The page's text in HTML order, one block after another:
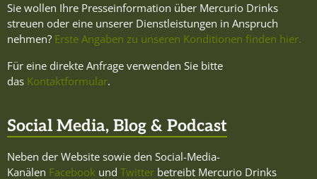
Sie wollen Ihre Presseinformation über Mercurio Drinks
streuen oder eine unserer Dienstleistungen in Anspruch
nehmen? Erste Angaben zu unseren Konditionen finden hier.
Für eine direkte Anfrage verwenden Sie bitte
das Kontaktformular.
Social Media, Blog & Podcast
Neben der Website sowie den Social-Media-
Kanälen Facebook und Twitter betreibt Mercurio Drinks